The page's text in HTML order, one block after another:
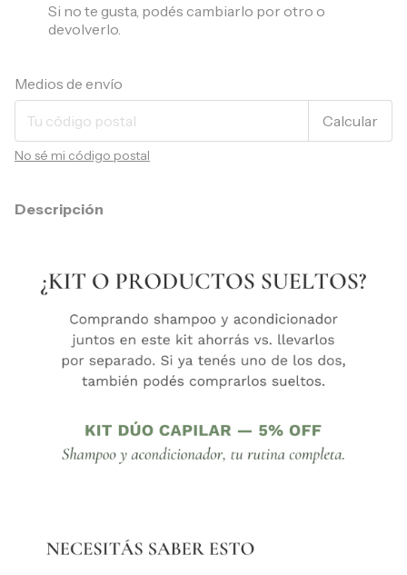
Si no te gusta, podés cambiarlo por otro o
devolverlo.
Entregas para el CP:
Medios de envío
Calcular
No sé mi código postal
Descripción